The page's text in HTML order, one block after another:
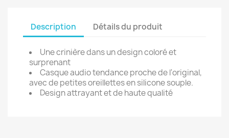
Description Détails du produit
Une crinière dans un design coloré et
surprenant
Casque audio tendance proche de l'original,
avec de petites oreillettes en silicone souple.
Design attrayant et de haute qualité